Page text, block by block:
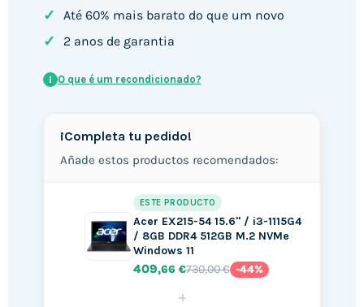
✓ Até 60% mais barato do que um novo
✓ 2 anos de garantia
i O que é um recondicionado?
¡Completa tu pedido!
Añade estos productos recomendados:
ESTE PRODUCTO
Acer EX215-54 15.6" / i3-1115G4
/ 8GB DDR4 512GB M.2 NVMe
Windows 11
409,66 €730,00 € -44%
+